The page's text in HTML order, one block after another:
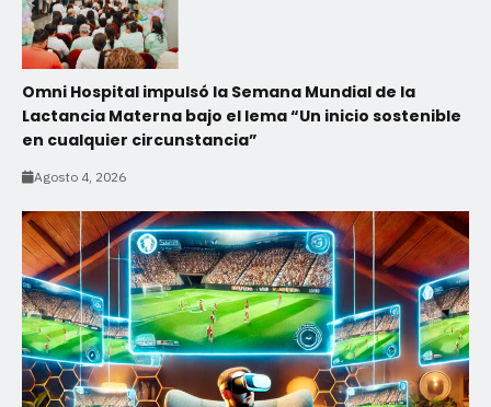
Omni Hospital impulsó la Semana Mundial de la
Lactancia Materna bajo el lema “Un inicio sostenible
en cualquier circunstancia”
Agosto 4, 2026